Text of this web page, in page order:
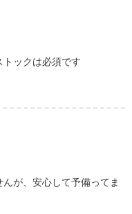
ックは必須です
が、安心して予備ってま